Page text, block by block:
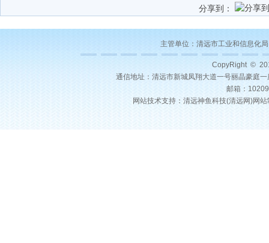
分享到：
主管单位： 清远市工业和信息化局
CopyRight ©
通信地址：清远市新城凤翔大道一号丽晶豪庭
邮箱：
网站技术支持： 清远神鱼科技(清远网)网